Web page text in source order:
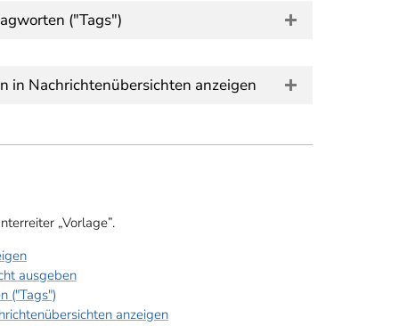
("Tags")
in Nachrichtenübersichten anzeigen
„Vorlage”.
ausgeben
("Tags")
anzeigen